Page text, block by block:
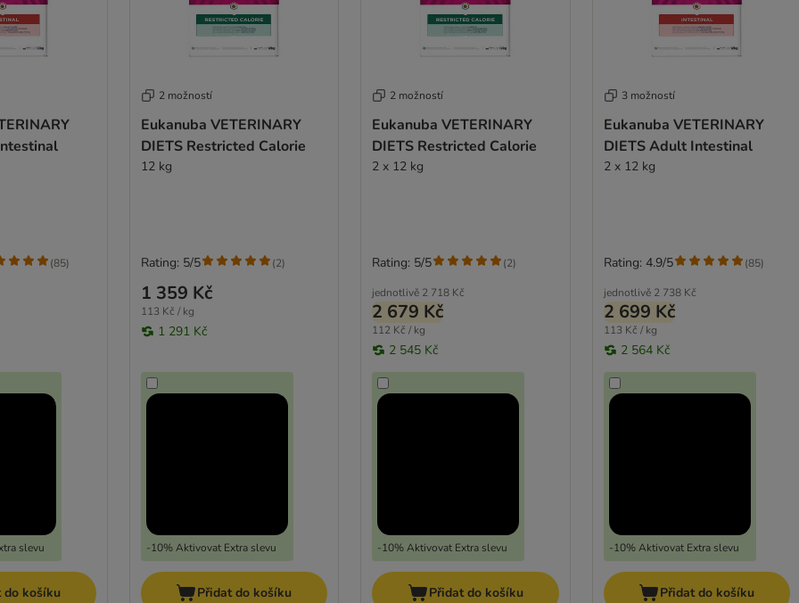
Intestinal
slevu
(85)
do košíku
2 možností
Eukanuba VETERINARY
DIETS Restricted Calorie
12 kg
1 359 Kč
113 Kč / kg
1 291 Kč
-10% Aktivovat Extra slevu
Rating: 5/5 (2)
Přidat do košíku
2 možností
Eukanuba VETERINARY
DIETS Restricted Calorie
2 x 12 kg
jednotlivě 2 718 Kč
2 679 Kč
112 Kč / kg
2 545 Kč
-10% Aktivovat Extra slevu
Rating: 5/5 (2)
Přidat do košíku
3 možností
Eukanuba VETERINARY
DIETS Adult Intestinal
2 x 12 kg
jednotlivě 2 738 Kč
2 699 Kč
113 Kč / kg
2 564 Kč
-10% Aktivovat Extra slevu
Rating: 4.9/5 (85)
Přidat do košíku